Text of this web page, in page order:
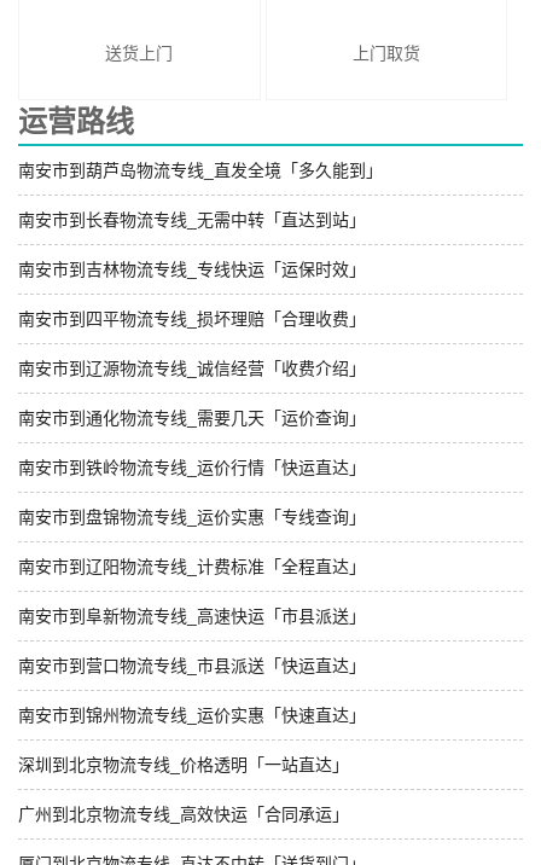
送货上门 上门取货
运营路线
南安市到葫芦岛物流专线_直发全境「多久能到」
南安市到长春物流专线_无需中转「直达到站」
南安市到吉林物流专线_专线快运「运保时效」
南安市到四平物流专线_损坏理赔「合理收费」
南安市到辽源物流专线_诚信经营「收费介绍」
南安市到通化物流专线_需要几天「运价查询」
南安市到铁岭物流专线_运价行情「快运直达」
南安市到盘锦物流专线_运价实惠「专线查询」
南安市到辽阳物流专线_计费标准「全程直达」
南安市到阜新物流专线_高速快运「市县派送」
南安市到营口物流专线_市县派送「快运直达」
南安市到锦州物流专线_运价实惠「快速直达」
深圳到北京物流专线_价格透明「一站直达」
广州到北京物流专线_高效快运「合同承运」